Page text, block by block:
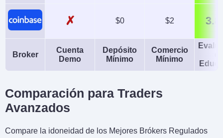
✗ $0 $2 3.8
Broker
Cuenta
Demo
Depósito
Mínimo
Comercio
Mínimo
Comparación para Traders
Avanzados
Compare la idoneidad de los Mejores Brókers Regulados